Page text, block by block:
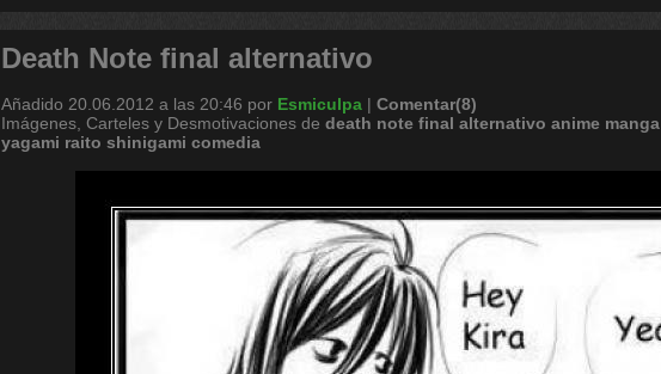
Death Note final alternativo
Añadido 20.06.2012 a las 20:46 por Esmiculpa | Comentar(8)
Imágenes, Carteles y Desmotivaciones de death note final alternativo anime manga
yagami raito shinigami comedia